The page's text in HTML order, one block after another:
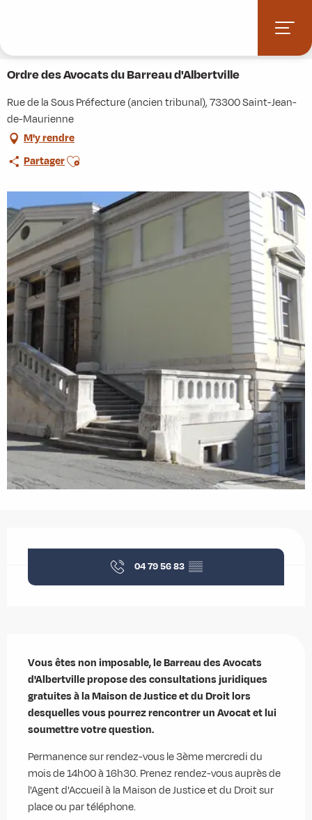
principal
Ordre des Avocats du Barreau d'Albertville
Rue de la Sous Préfecture (ancien tribunal), 73300 Saint-Jean-
de-Maurienne
M'y rendre
PartagerAjouter aux favoris
04 79 56 83 ▒▒
Vous êtes non imposable, le Barreau des Avocats
d'Albertville propose des consultations juridiques
gratuites à la Maison de Justice et du Droit lors
desquelles vous pourrez rencontrer un Avocat et lui
soumettre votre question.
Permanence sur rendez-vous le 3ème mercredi du
mois de 14h00 à 16h30. Prenez rendez-vous auprès de
l'Agent d'Accueil à la Maison de Justice et du Droit sur
place ou par téléphone.